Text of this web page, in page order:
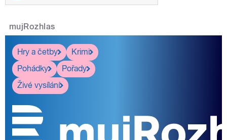
mujRozhlas
Hry a četby
Krimi
Pohádky
Pořady
Živé vysílání